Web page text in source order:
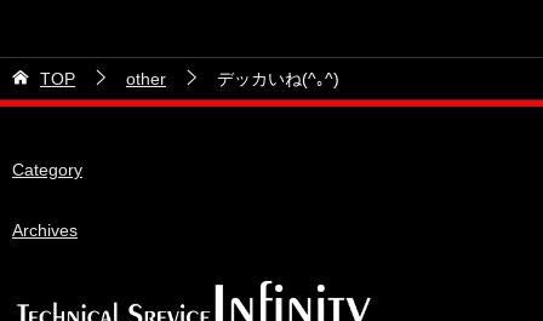
2026年5月
2026年4月
2026年2月
2025年11月
21号車
28号車
TOP other デッカいね(^｡^)
Category
Archives